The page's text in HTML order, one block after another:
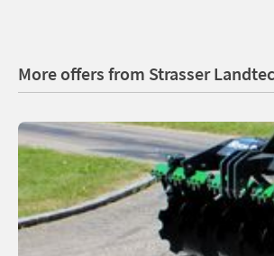
More offers from Strasser